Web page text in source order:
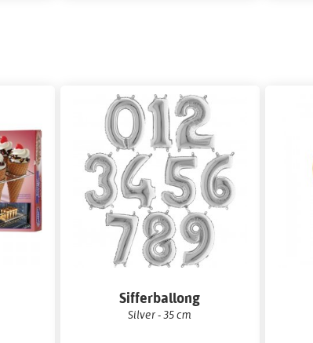
Sifferballong
Silver - 35 cm